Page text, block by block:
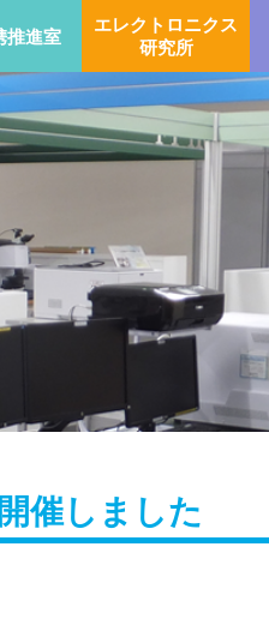
推進室
エレクトロニクス
研究所
催しました